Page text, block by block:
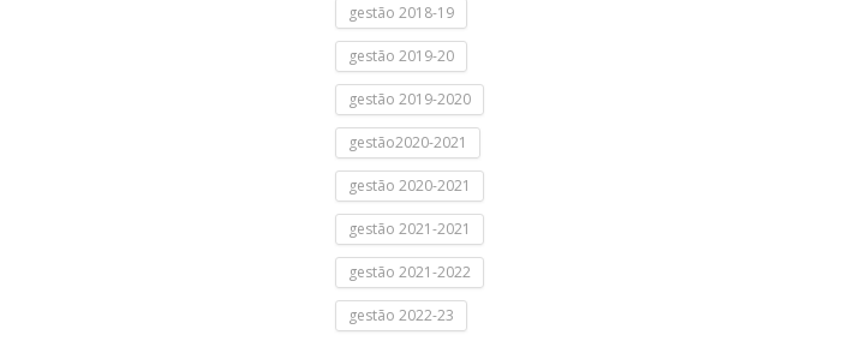
gestão 2018-19
gestão 2019-20
gestão 2019-2020
gestão2020-2021
gestão 2020-2021
gestão 2021-2021
gestão 2021-2022
gestão 2022-23